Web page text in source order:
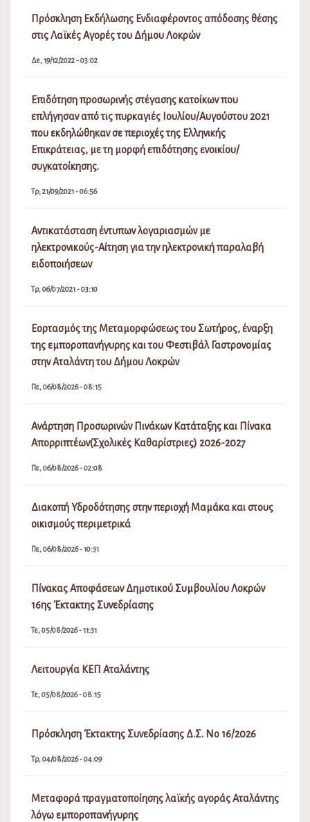
Πρόσκληση Εκδήλωσης Ενδιαφέροντος απόδοσης θέσης
στις Λαϊκές Αγορές του Δήμου Λοκρών
Δε, 19/12/2022 - 03:02
Επιδότηση προσωρινής στέγασης κατοίκων που
επλήγησαν από τις πυρκαγιές Ιουλίου/Αυγούστου 2021
που εκδηλώθηκαν σε περιοχές της Ελληνικής
Επικράτειας, με τη μορφή επιδότησης ενοικίου/
συγκατοίκησης.
Τρ, 21/09/2021 - 06:56
Αντικατάσταση έντυπων λογαριασμών με
ηλεκτρονικούς-Αίτηση για την ηλεκτρονική παραλαβή
ειδοποιήσεων
Τρ, 06/07/2021 - 03:10
Εορτασμός της Μεταμορφώσεως του Σωτήρος, έναρξη
της εμποροπανήγυρης και του Φεστιβάλ Γαστρονομίας
στην Αταλάντη του Δήμου Λοκρών
Πε, 06/08/2026 - 08:15
Ανάρτηση Προσωρινών Πινάκων Κατάταξης και Πίνακα
Απορριπτέων(Σχολικές Καθαρίστριες) 2026-2027
Πε, 06/08/2026 - 02:08
Διακοπή Υδροδότησης στην περιοχή Μαμάκα και στους
οικισμούς περιμετρικά
Πε, 06/08/2026 - 10:31
Πίνακας Αποφάσεων Δημοτικού Συμβουλίου Λοκρών
16ης Έκτακτης Συνεδρίασης
Τε, 05/08/2026 - 11:31
Λειτουργία ΚΕΠ Αταλάντης
Τε, 05/08/2026 - 08:15
Πρόσκληση Έκτακτης Συνεδρίασης Δ.Σ. Νο 16/2026
Τρ, 04/08/2026 - 04:09
Μεταφορά πραγματοποίησης λαϊκής αγοράς Αταλάντης
λόγω εμποροπανήγυρης